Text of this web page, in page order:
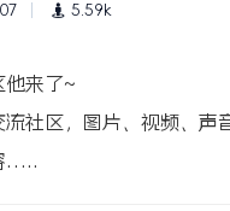
5.59k
他来了~
社区，图片、视频、声
…..